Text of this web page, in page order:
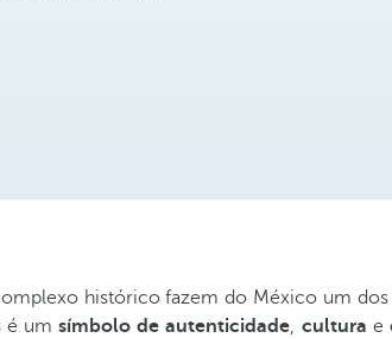
histórico fazem do México um
é umsímbolo de autenticidade, cultura e